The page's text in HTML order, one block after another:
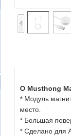
О Musthong
* Модуль
место.
* Большая
* Сделано для